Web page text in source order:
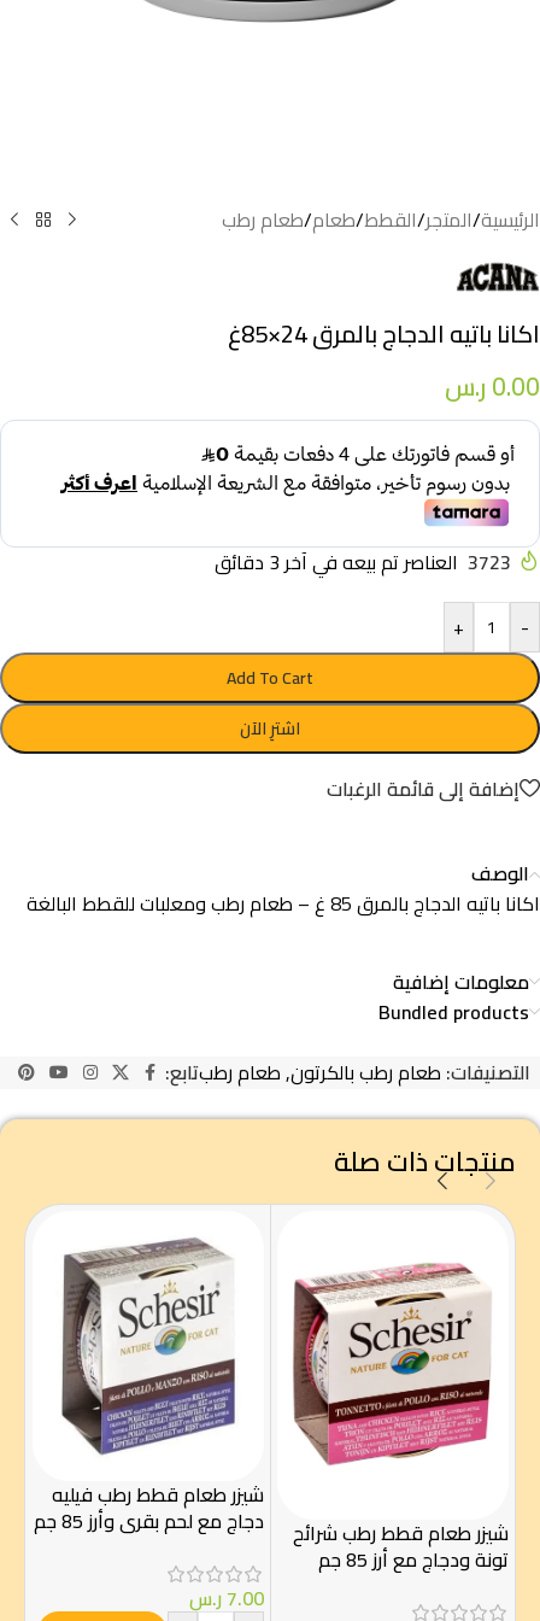
الرئيسية/المتجر/القطط/طعام/طعام رطب
اكانا باتيه الدجاج بالمرق 24×85غ
0.00ر.س
3723 العناصر تم بيعه في آخر 3 دقائق
-
+
Add To Cart
اشترِ الآن
إضافة إلى قائمة الرغبات
الوصف
اكانا باتيه الدجاج بالمرق 85 غ – طعام رطب ومعلبات للقطط البالغة
معلومات إضافية
Bundled products
التصنيفات: طعام رطب بالكرتون,طعام رطبتابع:
منتجات ذات صلة
شيزر طعام قطط رطب شرائح
تونة ودجاج مع أرز 85 جم
شيزر طعام قطط رطب فيليه
دجاج مع لحم بقري وأرز 85 جم
7.00ر.س